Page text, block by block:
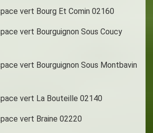
vert Bourg Et Comin 02160
vert Bourguignon Sous Coucy
vert Bourguignon Sous Montbavin
vert La Bouteille 02140
vert Braine 02220